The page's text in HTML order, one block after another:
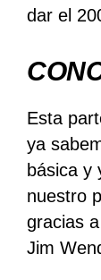
dar el
Esta
ya
básica y
nuestro
gracias
Jim